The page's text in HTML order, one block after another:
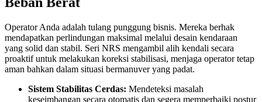
Operator Anda adalah tulang punggung bisnis. Mereka berhak
mendapatkan perlindungan maksimal melalui desain kendaraan
yang solid dan stabil. Seri NRS mengambil alih kendali secara
proaktif untuk melakukan koreksi stabilisasi, menjaga operator tetap
aman bahkan dalam situasi bermanuver yang padat.
Sistem Stabilitas Cerdas: Mendeteksi masalah
keseimbangan secara otomatis dan segera memperbaiki postur